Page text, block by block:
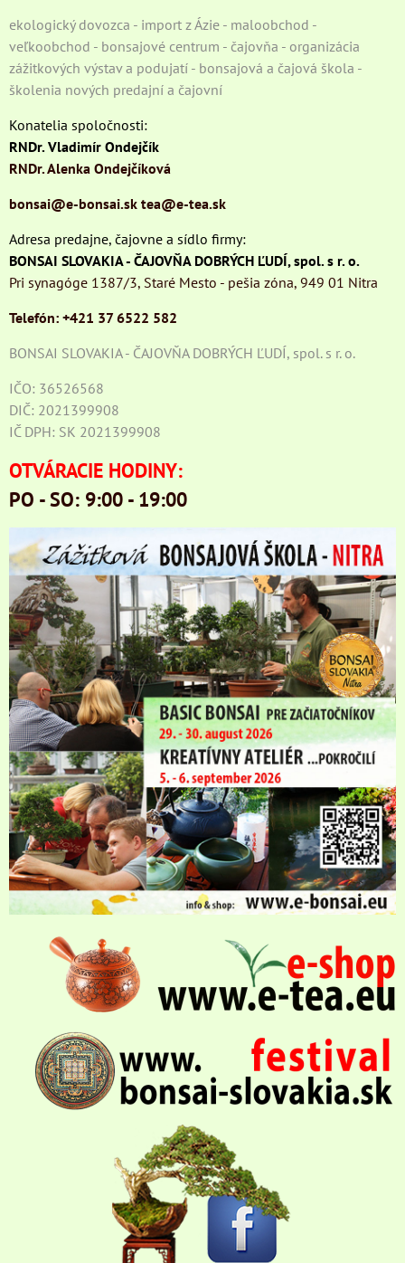
ekologický dovozca - import z Ázie - maloobchod -
veľkoobchod - bonsajové centrum - čajovňa - organizácia
zážitkových výstav a podujatí - bonsajová a čajová škola -
školenia nových predajní a čajovní
Konatelia spoločnosti:
RNDr. Vladimír Ondejčík
RNDr. Alenka Ondejčíková
bonsai@e-bonsai.sk tea@e-tea.sk
Adresa predajne, čajovne a sídlo firmy:
BONSAI SLOVAKIA - ČAJOVŇA DOBRÝCH ĽUDÍ, spol. s r. o.
Pri synagóge 1387/3, Staré Mesto - pešia zóna, 949 01 Nitra
Telefón: +421 37 6522 582
BONSAI SLOVAKIA - ČAJOVŇA DOBRÝCH ĽUDÍ, spol. s r. o.
IČO: 36526568
DIČ: 2021399908
IČ DPH: SK 2021399908
OTVÁRACIE HODINY:
PO - SO: 9:00 - 19:00